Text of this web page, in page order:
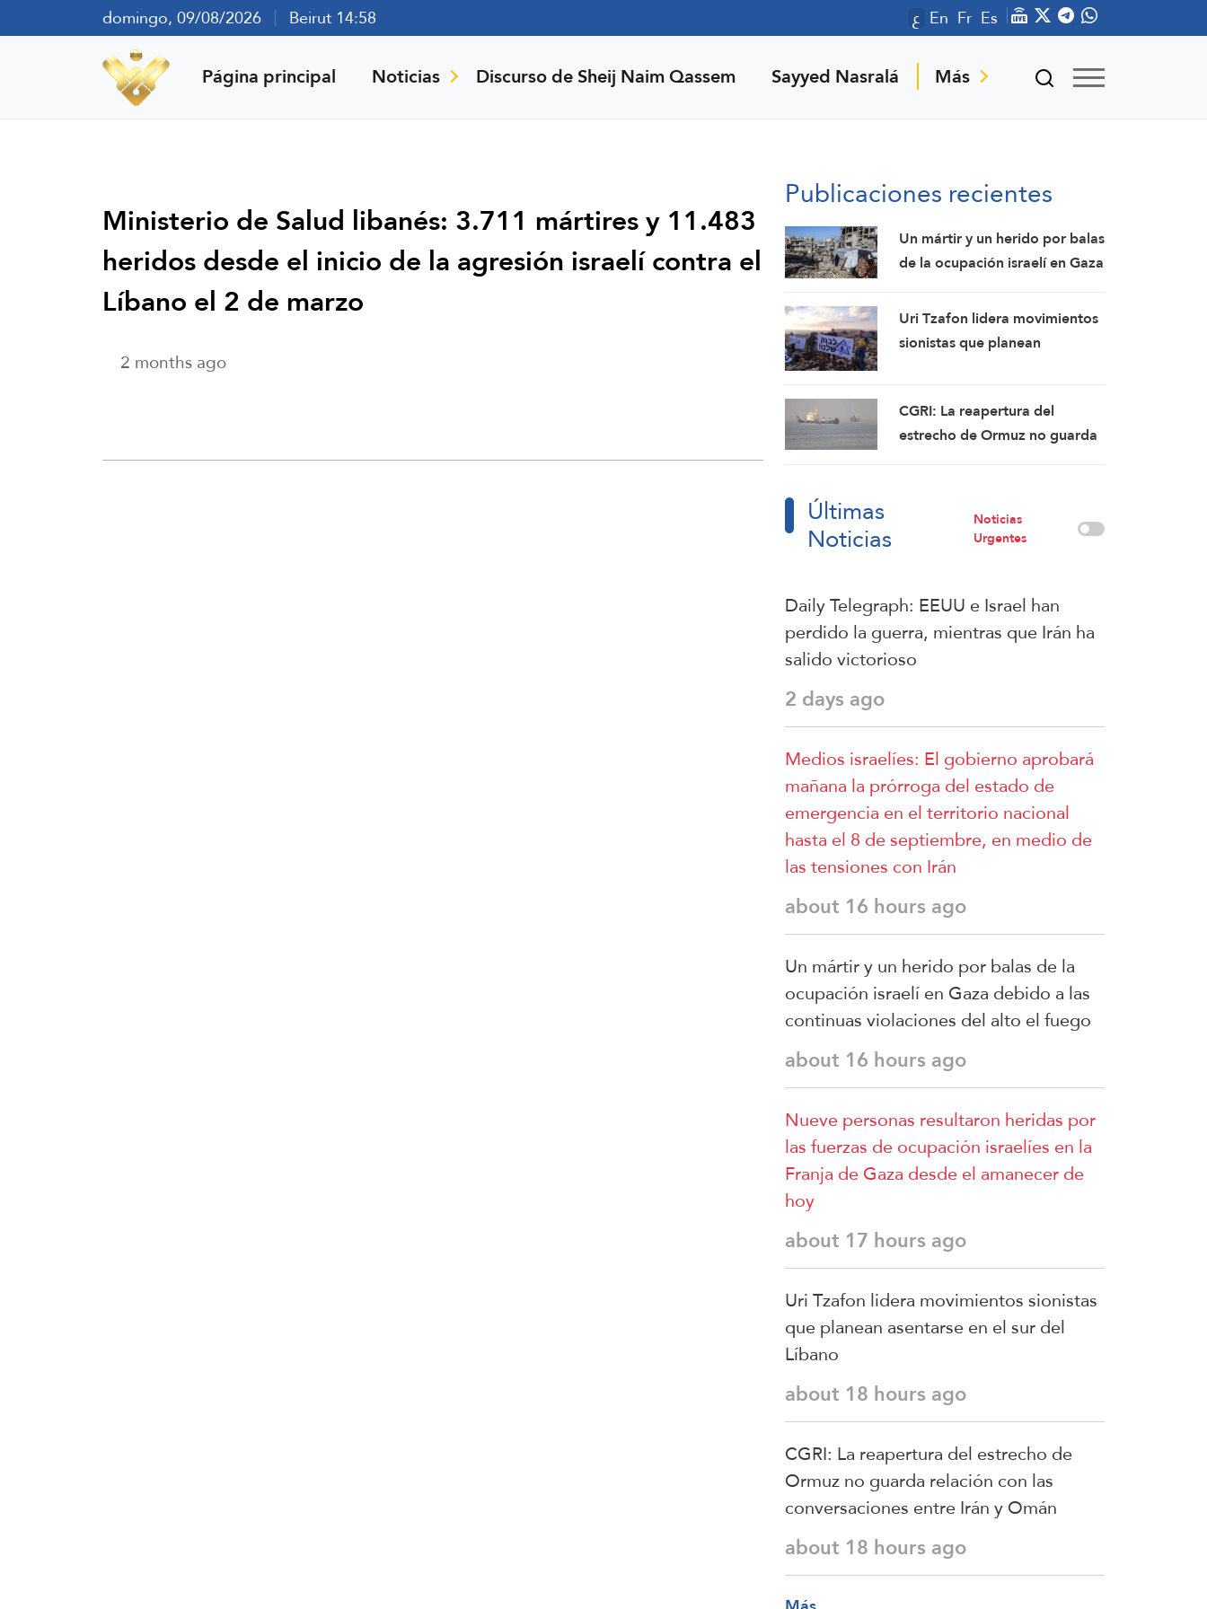
domingo, 09/08/2026 Beirut 14:58 ع En Fr Es
Página principal Noticias Discurso de Sheij Naim Qassem Sayyed Nasralá Más
Ministerio de Salud libanés: 3.711 mártires y 11.483
heridos desde el inicio de la agresión israelí contra el
Líbano el 2 de marzo
2 months ago
Publicaciones recientes
Un mártir y un herido por balas
de la ocupación israelí en Gaza
violaciones del alto el fuego
Uri Tzafon lidera movimientos
sionistas que planean
CGRI: La reapertura del
estrecho de Ormuz no guarda
Últimas
Noticias
Noticias
Urgentes
Daily Telegraph: EEUU e Israel han
perdido la guerra, mientras que Irán ha
salido victorioso
2 days ago
Medios israelíes: El gobierno aprobará
mañana la prórroga del estado de
emergencia en el territorio nacional
hasta el 8 de septiembre, en medio de
las tensiones con Irán
about 16 hours ago
Un mártir y un herido por balas de la
ocupación israelí en Gaza debido a las
continuas violaciones del alto el fuego
about 16 hours ago
Nueve personas resultaron heridas por
las fuerzas de ocupación israelíes en la
Franja de Gaza desde el amanecer de
hoy
about 17 hours ago
Uri Tzafon lidera movimientos sionistas
que planean asentarse en el sur del
Líbano
about 18 hours ago
CGRI: La reapertura del estrecho de
Ormuz no guarda relación con las
conversaciones entre Irán y Omán
about 18 hours ago